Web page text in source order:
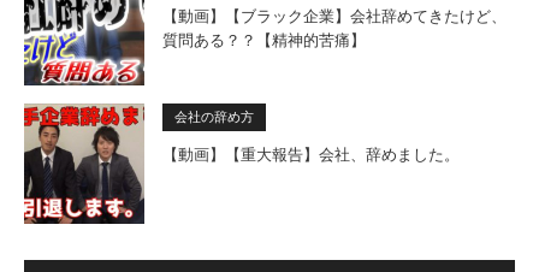
【動画】【ブラック企業】会社辞めてきたけど、
質問ある？？【精神的苦痛】
会社の辞め方
【動画】【重大報告】会社、辞めました。